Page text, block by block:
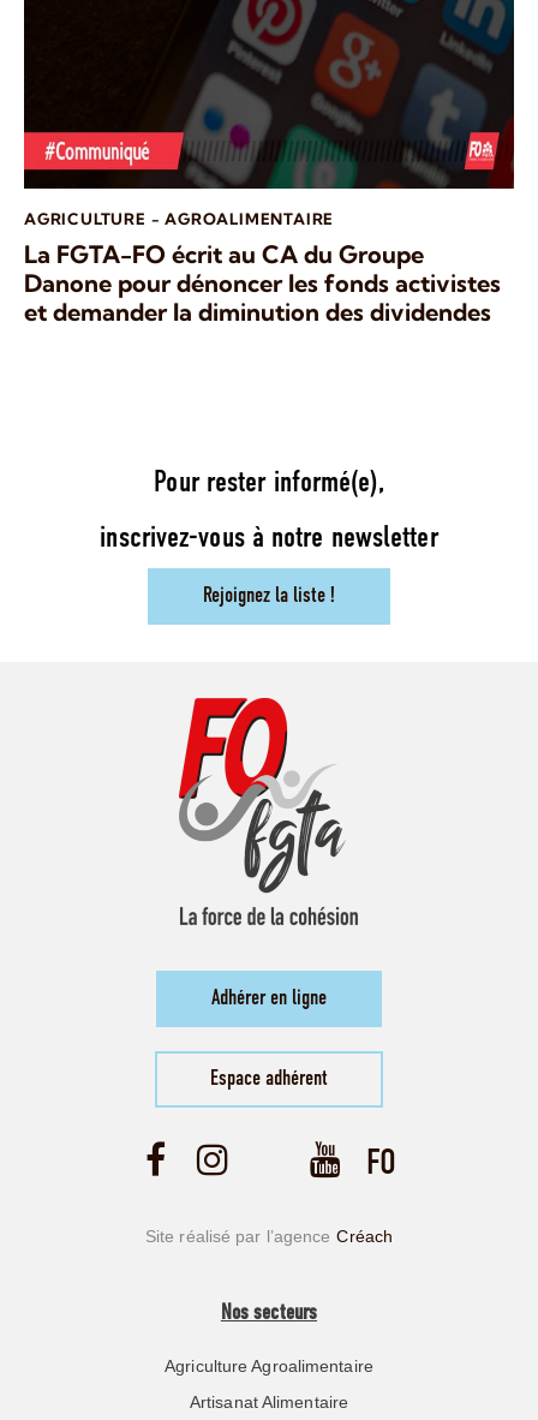
AGRICULTURE - AGROALIMENTAIRE
La FGTA-FO écrit au CA du Groupe
Danone pour dénoncer les fonds activistes
et demander la diminution des dividendes
Pour rester informé(e),
inscrivez-vous à notre newsletter
Rejoignez la liste !
Adhérer en ligne
Espace adhérent
Site réalisé par l’agence Créach
Nos secteurs
Agriculture Agroalimentaire
Artisanat Alimentaire